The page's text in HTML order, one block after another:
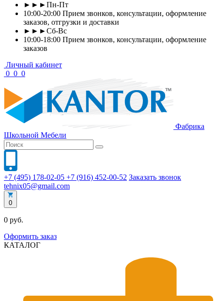
►►►Пн-Пт
10:00-20:00 Прием звонков, консультации, оформление
заказов, отгрузки и доставки
►►►Сб-Вс
10:00-18:00 Прием звонков, консультации, оформление
заказов
Личный кабинет
0 0 0
Фабрика
Школьной Мебели
+7 (495) 178-02-05 +7 (916) 452-00-52 Заказать звонок
tehnix05@gmail.com
0
0 руб.
Оформить заказ
КАТАЛОГ